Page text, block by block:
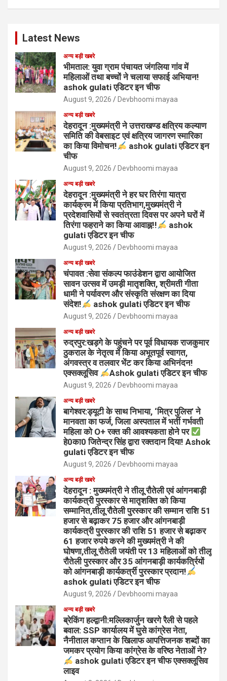
Latest News
अन्य बड़ी खबरे
भीमताल: युवा ग्राम पंचायत जंगलिया गांव में
महिलाओं तथा बच्चों ने चलाया सफाई अभियान!
ashok gulati एडिटर इन चीफ
August 9, 2026 Devbhoomi mayaa
अन्य बड़ी खबरे
देहरादून :मुख्यमंत्री ने उत्तराखण्ड क्षत्रिय कल्याण
समिति की वेबसाइट एवं क्षत्रिय जागरण स्मारिका
का किया विमोचन!
ashok gulati एडिटर इन
चीफ
August 9, 2026 Devbhoomi mayaa
अन्य बड़ी खबरे
देहरादून :मुख्यमंत्री ने हर घर तिरंगा यात्रा
कार्यक्रम में किया प्रतिभाग,मुख्यमंत्री ने
प्रदेशवासियों से स्वतंत्रता दिवस पर अपने घरों में
तिरंगा फहराने का किया आवाह्न!!
ashok
gulati एडिटर इन चीफ
August 9, 2026 Devbhoomi mayaa
अन्य बड़ी खबरे
चंपावत :सेवा संकल्प फाउंडेशन द्वारा आयोजित
सावन उत्सव में उमड़ी मातृशक्ति, श्रीमती गीता
धामी ने पर्यावरण और संस्कृति संरक्षण का दिया
संदेश!
ashok gulati एडिटर इन चीफ
August 9, 2026 Devbhoomi mayaa
अन्य बड़ी खबरे
रुद्रपुर:खड़गे के पहुंचने पर पूर्व विधायक राजकुमार
ठुकराल के नेतृत्व में किया अभूतपूर्व स्वागत,
अंगवस्त्र व तलवार भेंट कर किया अभिनंदन!
एक्सक्लूसिव
Ashok gulati एडिटर इन चीफ
August 9, 2026 Devbhoomi mayaa
अन्य बड़ी खबरे
बागेश्वर:ड्यूटी के साथ निभाया, ‘मित्र पुलिस’ ने
मानवता का फर्ज, जिला अस्पताल में भर्ती गर्भवती
महिला को O+ रक्त की आवश्यकता होने पर
हे0का0 जितेन्द्र सिंह द्वारा रक्तदान दिया! Ashok
gulati एडिटर इन चीफ
August 9, 2026 Devbhoomi mayaa
अन्य बड़ी खबरे
देहरादून : मुख्यमंत्री ने तीलू रौतेली एवं आंगनबाड़ी
कार्यकत्री पुरस्कार से मातृशक्ति को किया
सम्मानित,तीलू रौतेली पुरस्कार की सम्मान राशि 51
हजार से बढ़ाकर 75 हजार और आंगनबाड़ी
कार्यकत्री पुरस्कार की राशि 51 हजार से बढ़ाकर
61 हजार रुपये करने की मुख्यमंत्री ने की
घोषणा,तीलू रौतेली जयंती पर 13 महिलाओं को तीलू
रौतेली पुरस्कार और 35 आंगनबाड़ी कार्यकर्त्रियों
को आंगनबाड़ी कार्यकर्त्री पुरस्कार प्रदान!
ashok gulati एडिटर इन चीफ
August 9, 2026 Devbhoomi mayaa
अन्य बड़ी खबरे
ब्रेकिंग हल्द्वानी:मल्लिकार्जुन खरगे रैली से पहले
बवाल: SSP कार्यालय में घुसे कांग्रेस नेता,
नैनीताल कप्तान के खिलाफ आपत्तिजनक शब्दों का
जमकर प्रयोग किया कांग्रेस के वरिष्ठ नेताओं ने?
ashok gulati एडिटर इन चीफ एक्सक्लूसिव
लाइव